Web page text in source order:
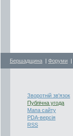
Бершадщина | Форуми |
Зворотній зв'язок
Публічна угода
Мапа сайту
PDA-версія
RSS